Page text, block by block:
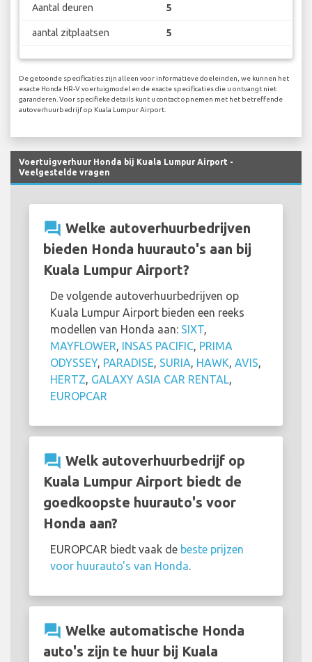
Aantal deuren 5
aantal zitplaatsen 5
De getoonde specificaties zijn alleen voor informatieve doeleinden, we kunnen het
exacte Honda HR-V voertuigmodel en de exacte specificaties die u ontvangt niet
garanderen. Voor specifieke details kunt u contact opnemen met het betreffende
autoverhuurbedrijf op Kuala Lumpur Airport.
Voertuigverhuur Honda bij Kuala Lumpur Airport -
Veelgestelde vragen
question_answer Welke autoverhuurbedrijven
bieden Honda huurauto's aan bij
Kuala Lumpur Airport?
De volgende autoverhuurbedrijven op
Kuala Lumpur Airport bieden een reeks
modellen van Honda aan: SIXT
MAYFLOWER INSAS PACIFIC PRIMA
ODYSSEY, PARADISE SURIA HAWK AVIS
HERTZ GALAXY ASIA CAR RENTAL
EUROPCAR
question_answer Welk autoverhuurbedrijf op
Kuala Lumpur Airport biedt de
goedkoopste huurauto's voor
Honda aan?
EUROPCAR biedt vaak de beste prijzen
voor huurauto's van Honda
question_answer Welke automatische Honda
auto's zijn te huur bij Kuala